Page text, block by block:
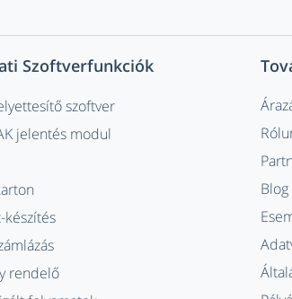
Szoftverfunkciók
szoftver
jelentés modul
készítés
rendelő
Blog